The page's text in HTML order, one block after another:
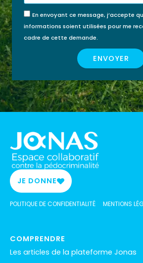
En envoyant ce message, j’accepte
informations soient utilisées pour me
cadre de cette demande.
ENVOYER
JE DONNE
POLITIQUE DE CONFIDENTIALITÉ MENTIONS
COMPRENDRE
Les articles de la plateforme Jonas
FINANCÉE PAR MON
COMPTE FORMATION ?
JE